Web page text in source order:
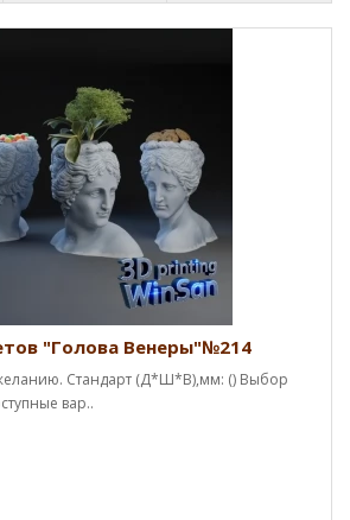
"Голова Венеры"№214
Стандарт (Д*Ш*В),мм: () Выбор
вар..